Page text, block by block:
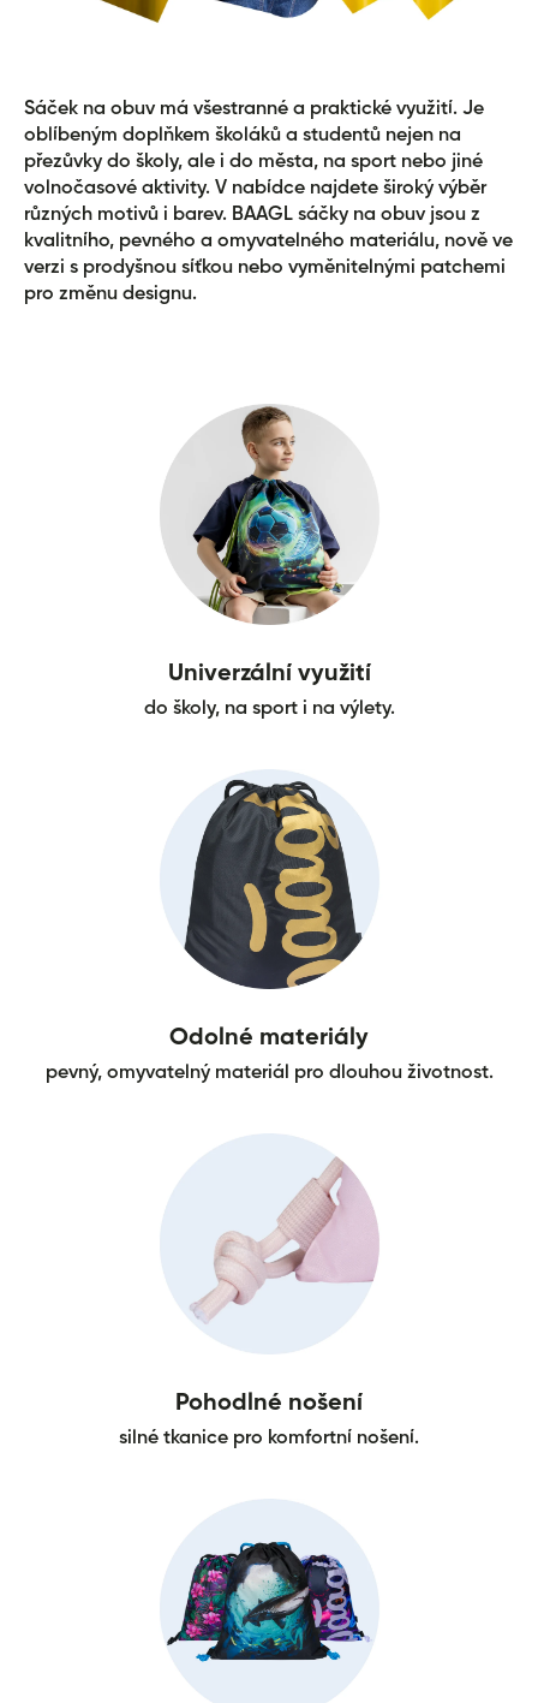
Sáček na obuv má všestranné a praktické využití. Je
oblíbeným doplňkem školáků a studentů nejen na
přezůvky do školy, ale i do města, na sport nebo jiné
volnočasové aktivity. V nabídce najdete široký výběr
různých motivů i barev. BAAGL sáčky na obuv jsou z
kvalitního, pevného a omyvatelného materiálu, nově ve
verzi s prodyšnou síťkou nebo vyměnitelnými patchemi
pro změnu designu.
Univerzální využití
do školy, na sport i na výlety.
Odolné materiály
pevný, omyvatelný materiál pro dlouhou životnost.
Pohodlné nošení
silné tkanice pro komfortní nošení.